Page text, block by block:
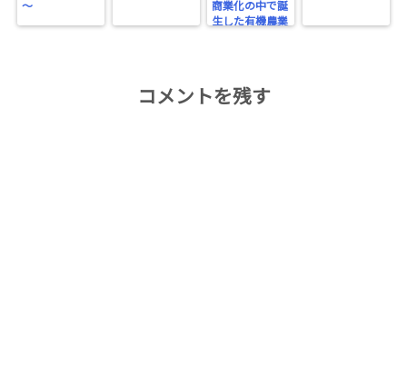
～
商業化の中で誕
生した有機農業
コメントを残す